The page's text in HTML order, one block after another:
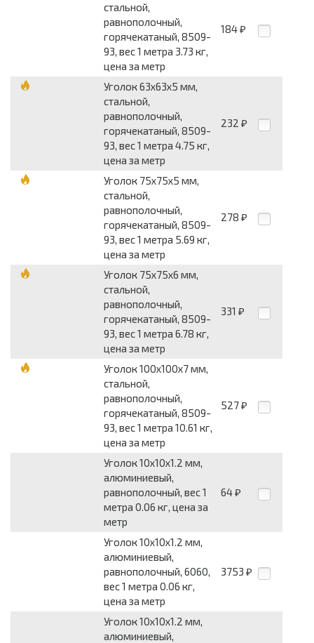
стальной,
равнополочный,
горячекатаный, 8509-
93, вес 1 метра 3.73 кг,
цена за метр
184 ₽
Уголок 63x63x5 мм,
стальной,
равнополочный,
горячекатаный, 8509-
93, вес 1 метра 4.75 кг,
цена за метр
232 ₽
Уголок 75x75x5 мм,
стальной,
равнополочный,
горячекатаный, 8509-
93, вес 1 метра 5.69 кг,
цена за метр
278 ₽
Уголок 75x75x6 мм,
стальной,
равнополочный,
горячекатаный, 8509-
93, вес 1 метра 6.78 кг,
цена за метр
331 ₽
Уголок 100x100x7 мм,
стальной,
равнополочный,
горячекатаный, 8509-
93, вес 1 метра 10.61 кг,
цена за метр
527 ₽
Уголок 10x10x1.2 мм,
алюминиевый,
равнополочный, вес 1
метра 0.06 кг, цена за
метр
64 ₽
Уголок 10x10x1.2 мм,
алюминиевый,
равнополочный, 6060,
вес 1 метра 0.06 кг,
цена за метр
3753 ₽
Уголок 10x10x1.2 мм,
алюминиевый,